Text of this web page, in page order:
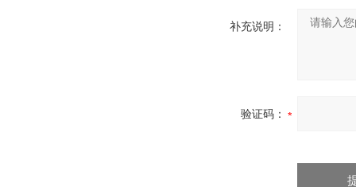
补充说明：
验证码：